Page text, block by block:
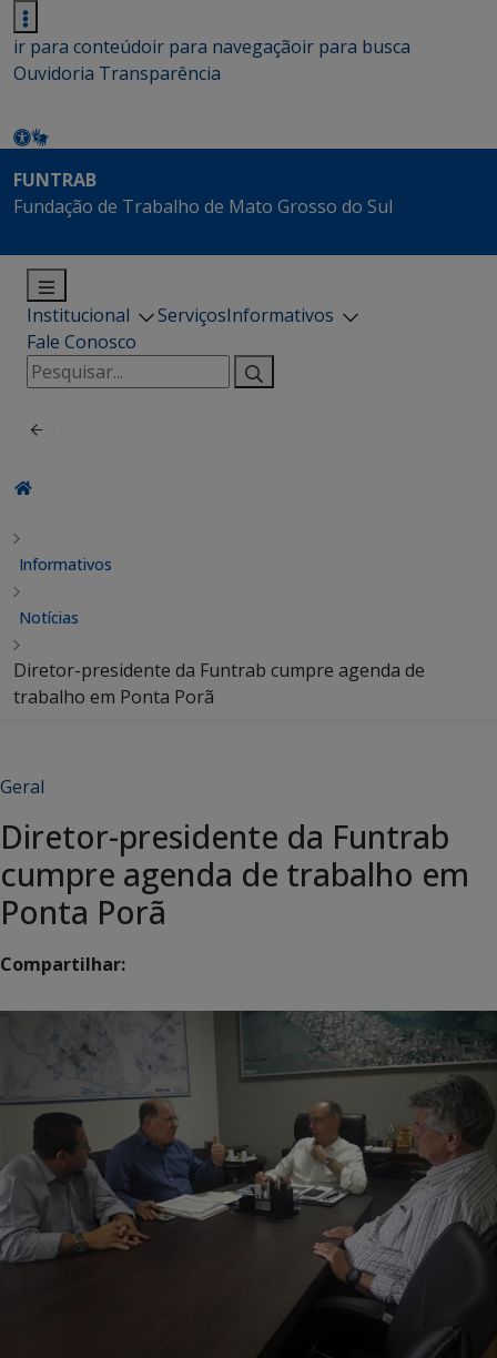
ir para conteúdoir para navegaçãoir para busca
Ouvidoria Transparência
FUNTRAB
Fundação de Trabalho de Mato Grosso do Sul
Institucional ServiçosInformativos
Fale Conosco
Pesquisar
por:
Informativos
Notícias
Diretor-presidente da Funtrab cumpre agenda de
trabalho em Ponta Porã
Geral
Diretor-presidente da Funtrab
cumpre agenda de trabalho em
Ponta Porã
Compartilhar: